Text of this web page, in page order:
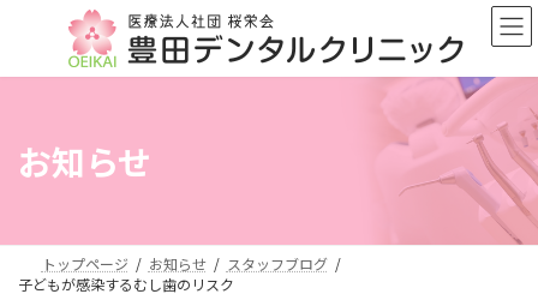
ン
ー
お知らせ
トップページ お知らせ
スタッフブログ
子どもが感染するむし歯のリスク